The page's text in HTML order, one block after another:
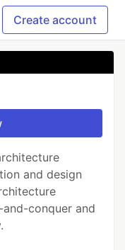
Create account
and design
conquer and